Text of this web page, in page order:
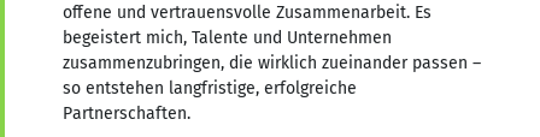
offene und vertrauensvolle Zusammenarbeit. Es
begeistert mich, Talente und Unternehmen
zusammenzubringen, die wirklich zueinander passen –
so entstehen langfristige, erfolgreiche
Partnerschaften.